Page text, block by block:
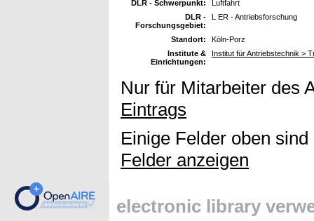
DLR - Schwerpunkt:
Luftfahrt
DLR -
Forschungsgebiet:
L ER - Antriebsforschung
Standort:
Köln-Porz
Institute &
Einrichtungen:
Institut für Antriebstechnik >
Nur für Mitarbeiter des
Eintrags
Einige Felder oben
Felder anzeigen
electronic library